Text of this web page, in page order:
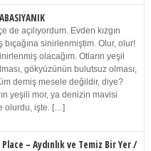
de açılıyordum. Evden kızgın
bıçağına sinirlenmiştim. Olur, olur!
olacağım. Otların yeşil
gökyüzünün bulutsuz olması,
demiş mesele değildir, diye?
yeşili mor, ya denizin mavisi
olurdu, işte. […]
– Aydınlık ve Temiz Bir Yer /